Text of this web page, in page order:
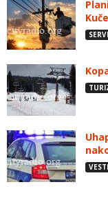
VESTI